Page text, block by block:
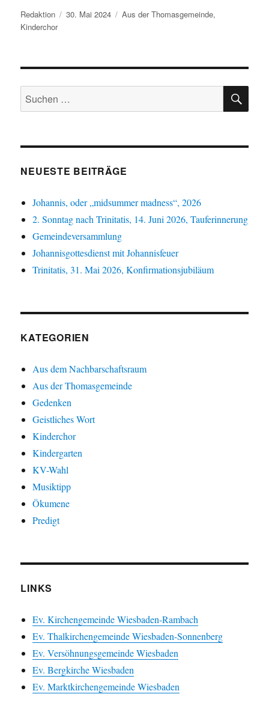
Autor
Redaktion
Veröffentlicht
30. Mai 2024 Kategorien
Aus der Thomasgemeinde,
Kinderchor
Suchen
nach:
NEUESTE BEITRÄGE
Johannis, oder „midsummer madness“, 2026
2. Sonntag nach Trinitatis, 14. Juni 2026, Tauferinnerung
Gemeindeversammlung
Johannisgottesdienst mit Johannisfeuer
Trinitatis, 31. Mai 2026, Konfirmationsjubiläum
KATEGORIEN
Aus dem Nachbarschaftsraum
Aus der Thomasgemeinde
Gedenken
Geistliches Wort
Kinderchor
Kindergarten
KV-Wahl
Musiktipp
Ökumene
Predigt
LINKS
Ev. Kirchengemeinde Wiesbaden-Rambach
Ev. Thalkirchengemeinde Wiesbaden-Sonnenberg
Ev. Versöhnungsgemeinde Wiesbaden
Ev. Bergkirche Wiesbaden
Ev. Marktkirchengemeinde Wiesbaden